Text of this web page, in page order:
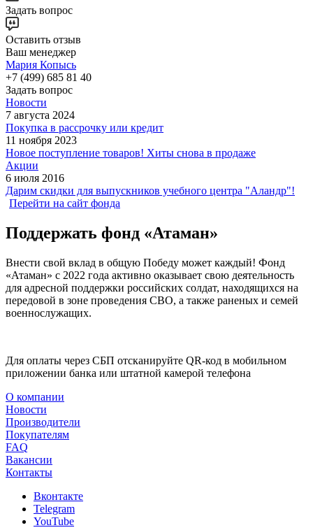
Задать вопрос
Оставить отзыв
Ваш менеджер
Мария Копысь
+7 (499) 685 81 40
Задать вопрос
Новости
7 августа 2024
Покупка в рассрочку или кредит
11 ноября 2023
Новое поступление товаров! Хиты снова в продаже
Акции
6 июля 2016
Дарим скидки для выпускников учебного центра "Аландр"!
Перейти на сайт фонда
Поддержать фонд «Атаман»
Внести свой вклад в общую Победу может каждый! Фонд
«Атаман» с 2022 года активно оказывает свою деятельность
для адресной поддержки российских солдат, находящихся на
передовой в зоне проведения СВО, а также раненых и семей
военнослужащих.
Для оплаты через СБП отсканируйте QR-код в мобильном
приложении банка или штатной камерой телефона
О компании
Новости
Производители
Покупателям
FAQ
Вакансии
Контакты
Вконтакте
Telegram
YouTube